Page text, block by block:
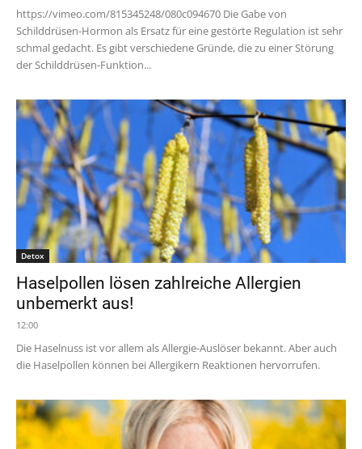
https://vimeo.com/815345248/080c094670 Die Gabe von
Schilddrüsen-Hormon als Ersatz für eine gestörte Regulation ist sehr
schmal gedacht. Es gibt verschiedene Gründe, die zu einer Störung
der Schilddrüsen-Funktion...
Detox
Haselpollen lösen zahlreiche Allergien
unbemerkt aus!
12:00
Die Haselnuss ist vor allem als Allergie-Auslöser bekannt. Aber auch
die Haselpollen können bei Allergikern Reaktionen hervorrufen.